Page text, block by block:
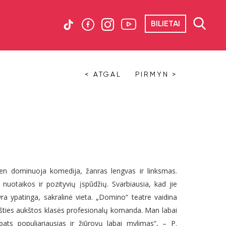
BILIETAI
< ATGAL PIRMYN >
dominuoja komedija, žanras lengvas ir linksmas.
ir pozityvių įspūdžių. Svarbiausia, kad jie
ypatinga, sakralinė vieta. „Domino“ teatre vaidina
aukštos klasės profesionalų komanda. Man labai
populiariausias ir žiūrovų labai mylimas“, – P.